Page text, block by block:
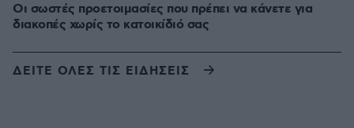
Οι σωστές προετοιμασίες που πρέπει να κάνετε για
διακοπές χωρίς το κατοικίδιό σας
ΔΕΙΤΕ ΟΛΕΣ ΤΙΣ ΕΙΔΗΣΕΙΣ